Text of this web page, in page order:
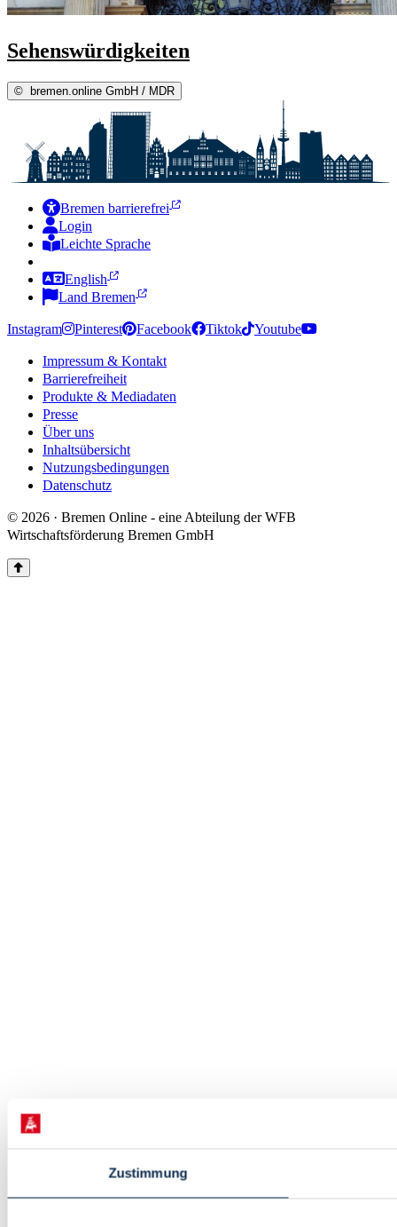
Zustimmung
Sehenswürdigkeiten
© bremen.online GmbH / MDR
Bremen barrierefrei
Login
Leichte Sprache
English
Land Bremen
Instagram Pinterest Facebook Tiktok Youtube
Impressum & Kontakt
Barrierefreiheit
Produkte & Mediadaten
Presse
Über uns
Inhaltsübersicht
Nutzungsbedingungen
Datenschutz
© 2026 · Bremen Online - eine Abteilung der WFB
Wirtschaftsförderung Bremen GmbH